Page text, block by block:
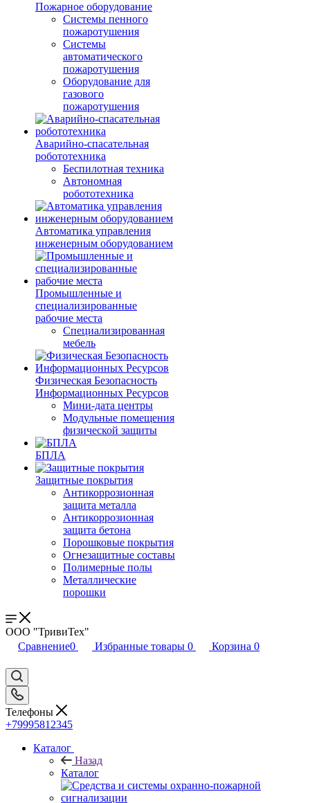
Пожарное оборудование
Системы пенного
пожаротушения
Системы
автоматического
пожаротушения
Оборудование для
газового
пожаротушения
Аварийно-спасательная
робототехника
Беспилотная техника
Автономная
робототехника
Автоматика управления
инженерным оборудованием
Промышленные и
специализированные
рабочие места
Специализированная
мебель
Физическая Безопасность
Информационных Ресурсов
Мини-дата центры
Модульные помещения
физической защиты
БПЛА
Защитные покрытия
Антикоррозионная
защита металла
Антикоррозионная
защита бетона
Порошковые покрытия
Огнезащитные составы
Полимерные полы
Металлические
порошки
ООО "ТривиТех"
Сравнение0 Избранные товары 0 Корзина 0
Телефоны
+79995812345
Каталог
Назад
Каталог